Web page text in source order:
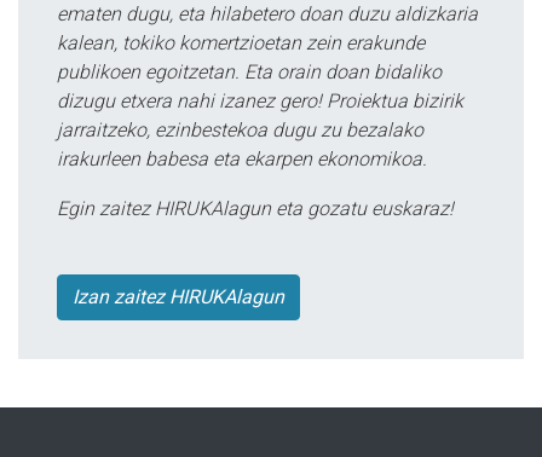
ematen dugu, eta hilabetero doan duzu aldizkaria
kalean, tokiko komertzioetan zein erakunde
publikoen egoitzetan. Eta orain doan bidaliko
dizugu etxera nahi izanez gero! Proiektua bizirik
jarraitzeko, ezinbestekoa dugu zu bezalako
irakurleen babesa eta ekarpen ekonomikoa.
Egin zaitez HIRUKAlagun eta gozatu euskaraz!
Izan zaitez HIRUKAlagun